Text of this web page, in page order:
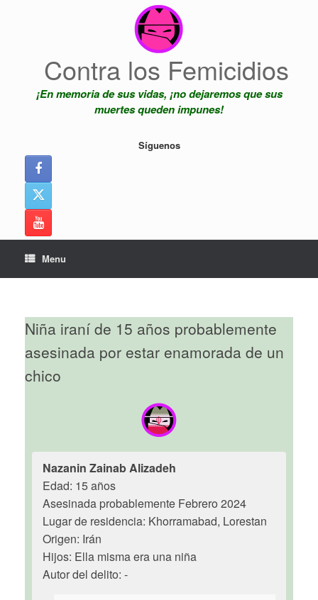
Contra los Femicidios
¡En memoria de sus vidas, ¡no dejaremos que sus
muertes queden impunes!
Síguenos
Menu
Niña iraní de 15 años probablemente
asesinada por estar enamorada de un
chico
Nazanin Zainab Alizadeh
Edad: 15 años
Asesinada probablemente Febrero 2024
Lugar de residencia: Khorramabad, Lorestan
Origen: Irán
Hijos: Ella misma era una niña
Autor del delito: -